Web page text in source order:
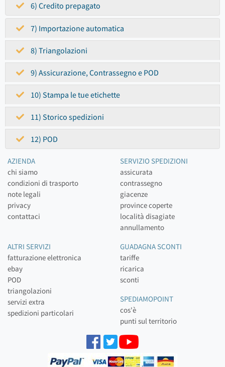
6) Credito prepagato
7) Importazione automatica
8) Triangolazioni
9) Assicurazione, Contrassegno e POD
10) Stampa le tue etichette
11) Storico spedizioni
12) POD
AZIENDA
chi siamo
condizioni di trasporto
note legali
privacy
contattaci
SERVIZIO SPEDIZIONI
assicurata
contrassegno
giacenze
province coperte
località disagiate
annullamento
ALTRI SERVIZI
fatturazione elettronica
ebay
POD
triangolazioni
servizi extra
spedizioni particolari
GUADAGNA SCONTI
tariffe
ricarica
sconti
SPEDIAMOPOINT
cos'è
punti sul territorio